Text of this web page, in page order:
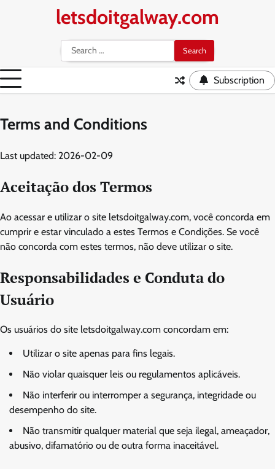
letsdoitgalway.com
Search
for:
Subscription
Terms and Conditions
Last updated: 2026-02-09
Aceitação dos Termos
Ao acessar e utilizar o site letsdoitgalway.com, você concorda em
cumprir e estar vinculado a estes Termos e Condições. Se você
não concorda com estes termos, não deve utilizar o site.
Responsabilidades e Conduta do
Usuário
Os usuários do site letsdoitgalway.com concordam em:
Utilizar o site apenas para fins legais.
Não violar quaisquer leis ou regulamentos aplicáveis.
Não interferir ou interromper a segurança, integridade ou
desempenho do site.
Não transmitir qualquer material que seja ilegal, ameaçador,
abusivo, difamatório ou de outra forma inaceitável.